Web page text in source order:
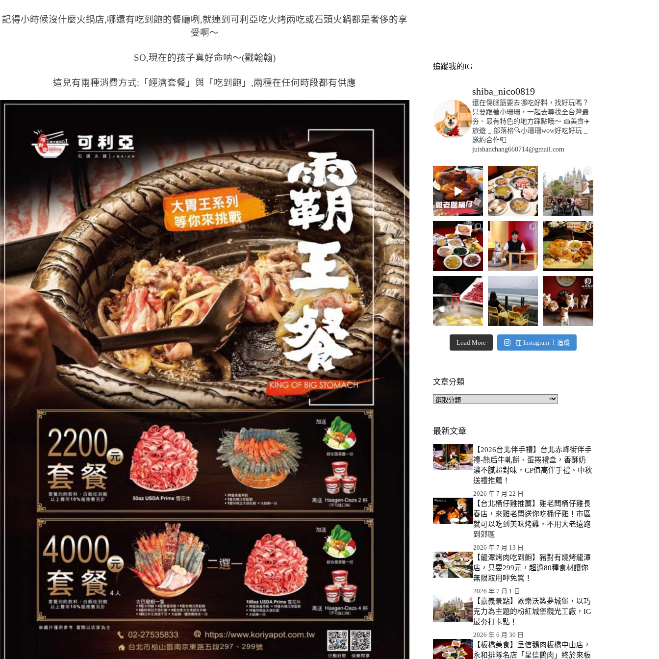
記得小時候沒什麼火鍋店,哪還有吃到飽的餐廳咧,就連到可利亞吃火烤兩吃或石頭火鍋都是奢侈的享
受啊〜
SO,現在的孩子真好命呐〜(戳翰翰)
這兒有兩種消費方式:「經濟套餐」與「吃到飽」,兩種在任何時段都有供應
追蹤我的IG
shiba_nico0819
還在傷腦筋要去哪吃好料，找好玩嗎？
只要跟著小珊珊，一起去尋找全台灣最
夯、最有特色的地方踩點哦～ 🍰美食✈️
旅遊
部落格🔍小珊珊wow好吃好玩
邀約合作📮
juishanchang660714@gmail.com
Load More 在 Instagram 上追蹤
文章分類
文
類
最新文章
【2026台北伴手禮】台北赤峰街伴手
禮-熊后牛軋餅、蛋捲禮盒，香酥奶
濃不膩超對味，CP值高伴手禮、中秋
送禮推薦！
2026 年 7 月 22 日
【台北桶仔雞推薦】雞老闆桶仔雞長
春店，來雞老闆送你吃桶仔雞！市區
就可以吃到美味烤雞，不用大老遠跑
到郊區
2026 年 7 月 13 日
【龍潭烤肉吃到飽】豬對有燒烤龍潭
店，只要299元，超過80種食材讓你
無限取用呷免驚！
2026 年 7 月 1 日
【嘉義景點】歐樂沃築夢城堡，以巧
克力為主題的粉紅城堡觀光工廠，IG
最夯打卡點！
2026 年 6 月 30 日
【板橋美食】呈信鵝肉板橋中山店，
永和排隊名店「呈信鵝肉」終於來板